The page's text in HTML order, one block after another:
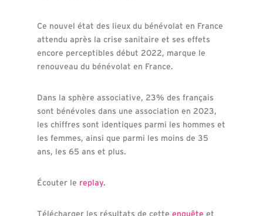
Ce nouvel état des lieux du bénévolat en France
attendu après la crise sanitaire et ses effets
encore perceptibles début 2022, marque le
renouveau du bénévolat en France.
Dans la sphère associative, 23% des français
sont bénévoles dans une association en 2023,
les chiffres sont identiques parmi les hommes et
les femmes, ainsi que parmi les moins de 35
ans, les 65 ans et plus.
Écouter le replay.
Télécharger les résultats de cette enquête et